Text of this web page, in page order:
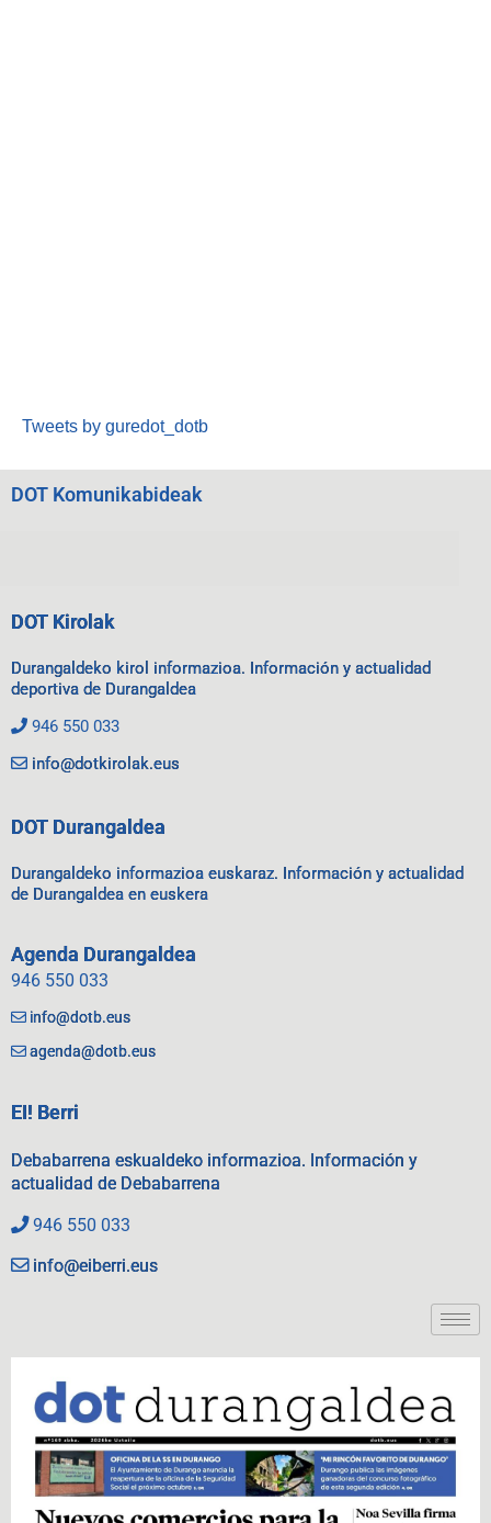
Tweets by guredot_dotb
DOT Komunikabideak
DOT Kirolak
Durangaldeko kirol informazioa. Información y actualidad
deportiva de Durangaldea
946 550 033
info@dotkirolak.eus
DOT Durangaldea
Durangaldeko informazioa euskaraz. Información y actualidad
de Durangaldea en euskera
Agenda Durangaldea
946 550 033
info@dotb.eus
agenda@dotb.eus
EI! Berri
Debabarrena eskualdeko informazioa. Información y
actualidad de Debabarrena
946 550 033
info@eiberri.eus